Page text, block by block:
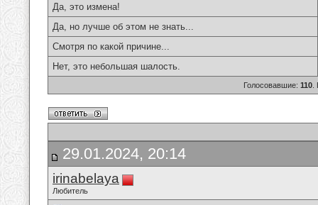
Да, это измена!
Да, но лучше об этом не знать...
Смотря по какой причине...
Нет, это небольшая шалость.
Голосовавшие: 110
29.01.2024, 20:14
irinabelaya
Любитель